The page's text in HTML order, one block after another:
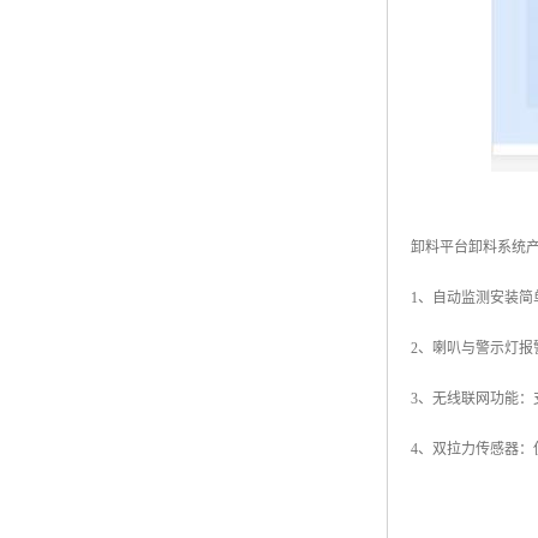
卸料平台卸料系统
1、自动监测安装
2、喇叭与警示灯报
3、无线联网功能：
4、双拉力传感器：